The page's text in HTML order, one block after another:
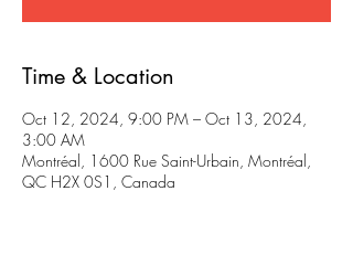
Time & Location
Oct 12, 2024, 9:00 PM – Oct 13, 2024,
3:00 AM
Montréal, 1600 Rue Saint-Urbain, Montréal,
QC H2X 0S1, Canada